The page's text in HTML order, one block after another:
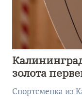
золота
метанию
Спортсменка из